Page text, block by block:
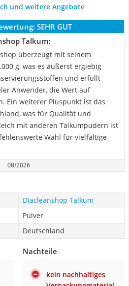
und weitere Angebote
SEHR GUT
Talkum:
überzeugt mit seinem
g, was es äußerst ergiebig
und erfüllt
Anwender, die Wert auf
Ein weiterer Pluspunkt ist das
was für Qualität und
mit anderen Talkumpudern ist
Wahl für vielfältige
08/2026
Diacleanshop Talkum
Pulver
Deutschland
Nachteile
kein nachhaltiges